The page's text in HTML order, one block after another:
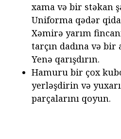
xama və bir stəkan
Uniforma qədər
Xəmirə yarım
tarçın dadına və bir
Yenə qarışdırın.
Hamuru bir çox
yerləşdirin və
parçalarını qoyun.